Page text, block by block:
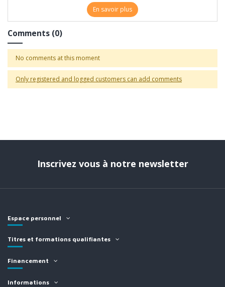
En savoir plus
Comments (0)
No comments at this moment
Only registered and logged customers can add comments
Inscrivez vous à notre newsletter
Espace personnel
Titres et formations qualifiantes
Financement
Informations